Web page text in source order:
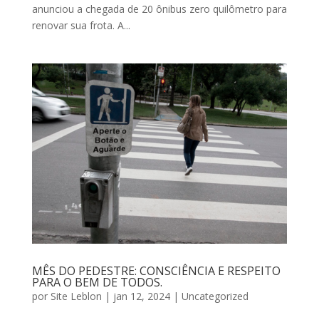
anunciou a chegada de 20 ônibus zero quilômetro para
renovar sua frota. A...
MÊS DO PEDESTRE: CONSCIÊNCIA E RESPEITO
PARA O BEM DE TODOS.
por Site Leblon | jan 12, 2024| Uncategorized